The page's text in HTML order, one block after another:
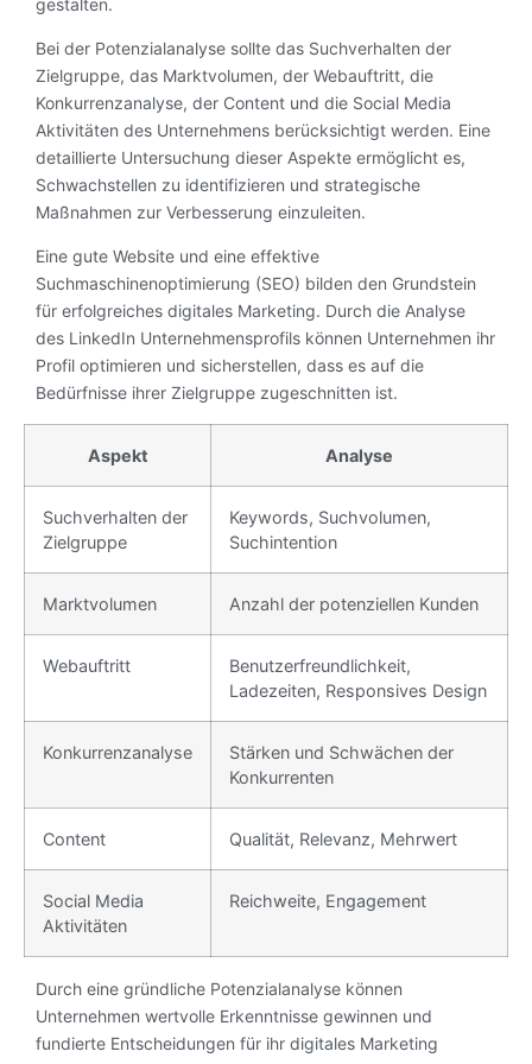
Bei der Potenzialanalyse sollte das Suchverhalten der
Zielgruppe, das Marktvolumen, der Webauftritt, die
Konkurrenzanalyse, der Content und die Social Media
Aktivitäten des Unternehmens berücksichtigt werden. Eine
detaillierte Untersuchung dieser Aspekte ermöglicht es,
Schwachstellen zu identifizieren und strategische
Maßnahmen zur Verbesserung einzuleiten.
Eine gute Website und eine effektive
Suchmaschinenoptimierung (SEO) bilden den Grundstein
für erfolgreiches digitales Marketing. Durch die Analyse
des LinkedIn Unternehmensprofils können Unternehmen ihr
Profil optimieren und sicherstellen, dass es auf die
Bedürfnisse ihrer Zielgruppe zugeschnitten ist.
Aspekt Analyse
Suchverhalten der
Zielgruppe
Keywords, Suchvolumen,
Suchintention
Marktvolumen Anzahl der potenziellen Kunden
Webauftritt
Benutzerfreundlichkeit,
Ladezeiten, Responsives Design
Konkurrenzanalyse
Stärken und Schwächen der
Konkurrenten
Content Qualität, Relevanz, Mehrwert
Social Media
Aktivitäten
Reichweite, Engagement
Durch eine gründliche Potenzialanalyse können
Unternehmen wertvolle Erkenntnisse gewinnen und
fundierte Entscheidungen für ihr digitales Marketing